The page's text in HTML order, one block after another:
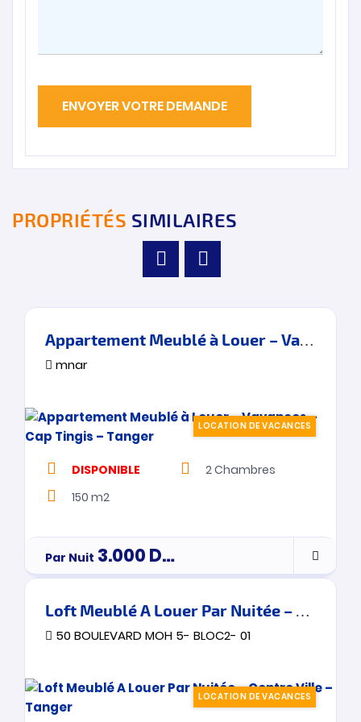
PROPRIÉTÉS SIMILAIRES
Appartement Meublé à Louer – Vavances – Cap Tingis – Tanger
mnar
LOCATION DE VACANCES
DISPONIBLE 2Chambres
150 m2
Par Nuit 3.000Dh
Loft Meublé A Louer Par Nuitée – Centre Ville – Tanger
50 BOULEVARD MOH 5- BLOC2- 01
LOCATION DE VACANCES